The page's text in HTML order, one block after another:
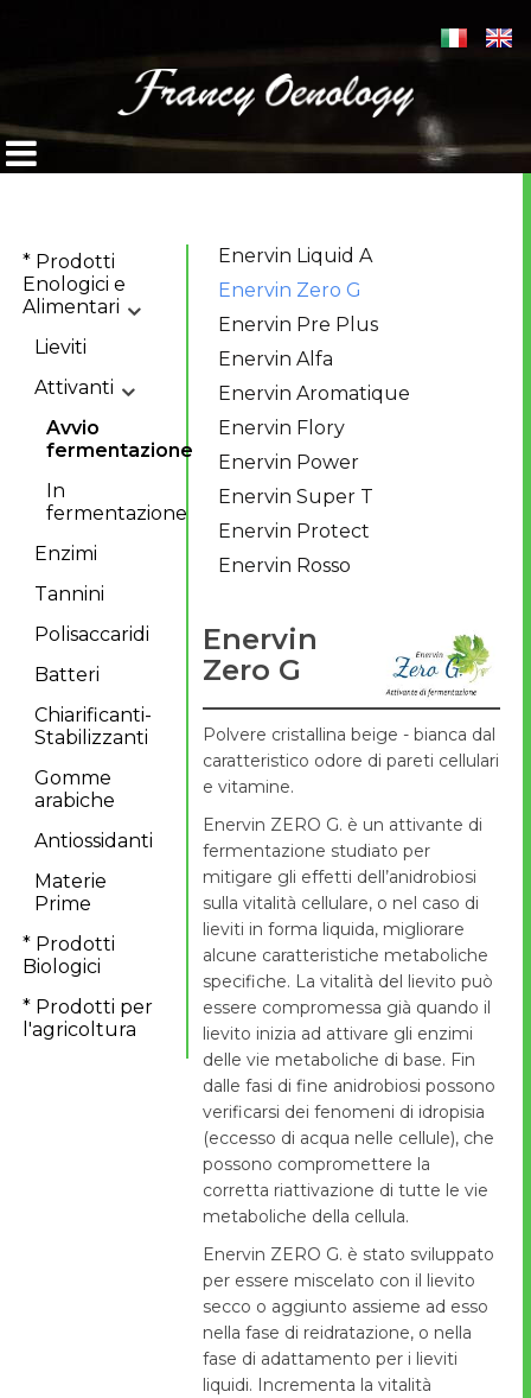
* Prodotti
Enologici e
Alimentari
Lieviti
Attivanti
Avvio
fermentazione
In
fermentazione
Enzimi
Tannini
Polisaccaridi
Batteri
Chiarificanti-
Stabilizzanti
Gomme
arabiche
Antiossidanti
Materie
Prime
* Prodotti
Biologici
* Prodotti per
l'agricoltura
Enervin Liquid A
Enervin Zero G
Enervin Pre Plus
Enervin Alfa
Enervin Aromatique
Enervin Flory
Enervin Power
Enervin Super T
Enervin Protect
Enervin Rosso
Enervin
Zero G
Polvere cristallina beige - bianca dal
caratteristico odore di pareti cellulari
e vitamine.
Enervin ZERO G. è un attivante di
fermentazione studiato per
mitigare gli effetti dell’anidrobiosi
sulla vitalità cellulare, o nel caso di
lieviti in forma liquida, migliorare
alcune caratteristiche metaboliche
specifiche. La vitalità del lievito può
essere compromessa già quando il
lievito inizia ad attivare gli enzimi
delle vie metaboliche di base. Fin
dalle fasi di fine anidrobiosi possono
verificarsi dei fenomeni di idropisia
(eccesso di acqua nelle cellule), che
possono compromettere la
corretta riattivazione di tutte le vie
metaboliche della cellula.
Enervin ZERO G. è stato sviluppato
per essere miscelato con il lievito
secco o aggiunto assieme ad esso
nella fase di reidratazione, o nella
fase di adattamento per i lieviti
liquidi. Incrementa la vitalità